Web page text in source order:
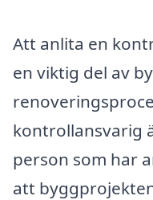
Att anlita en
en viktig del av
kontrollansvarig
person som har
att